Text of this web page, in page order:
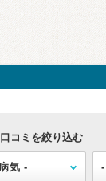
口コミを絞り込む